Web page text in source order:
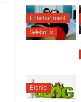
Entertainment
Selebritis
Bisnis